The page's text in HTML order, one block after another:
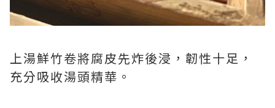
上湯鮮竹卷將腐皮先炸後浸，韌性十足，
充分吸收湯頭精華。